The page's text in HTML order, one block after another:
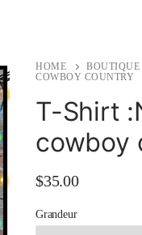
HOME BOUTIQUE
COWBOY COUNTRY
T-Shirt
cowboy
$35.00
Grandeur